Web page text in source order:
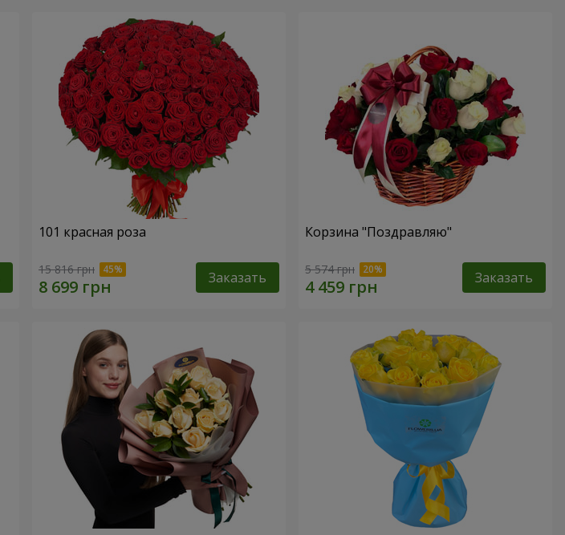
101 красная роза
15 816 грн Заказать
Корзина "Поздравляю"
5 574 грн Заказать